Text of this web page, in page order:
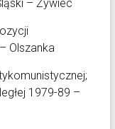
– Żywiec
Olszanka
1979-89 –